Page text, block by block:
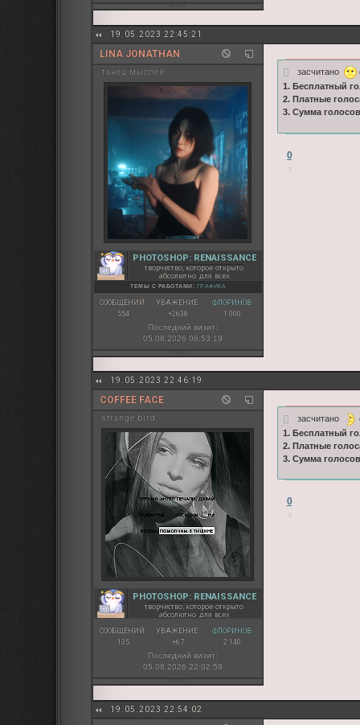
19.05.2023 22:45:21
LINA JONATHAN
танец мыслей
PHOTOSHOP: RENAISSANCE
творчество, которое открыто
абсолютно для всех
ТЕМЫ С РАБОТАМИ: ГРАФИКА
СООБЩЕНИЙ:
554
УВАЖЕНИЕ:
+2638
ФЛОРИНОВ:
1 000
Последний визит:
05.08.2026 06:53:19
засчитано
1. Бесплатный
2. Платные
3. Сумма
0
19.05.2023 22:46:19
COFFEE FACE
strange bird
PHOTOSHOP: RENAISSANCE
творчество, которое открыто
абсолютно для всех
СООБЩЕНИЙ:
135
УВАЖЕНИЕ:
+67
ФЛОРИНОВ:
2 140
Последний визит:
05.08.2026 22:02:58
засчитано
1. Бесплатный
2. Платные
3. Сумма
0
19.05.2023 22:54:02